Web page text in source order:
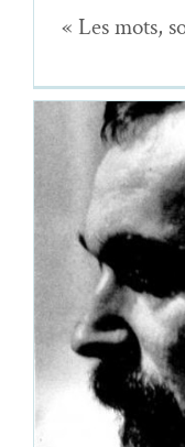
« Les mots,
Aurel
Aurel